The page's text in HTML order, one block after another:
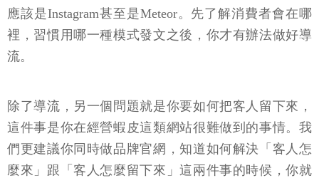
應該是Instagram甚至是Meteor。先了解消費者會在哪
裡，習慣用哪一種模式發文之後，你才有辦法做好導
流。
除了導流，另一個問題就是你要如何把客人留下來，
這件事是你在經營蝦皮這類網站很難做到的事情。我
們更建議你同時做品牌官網，知道如何解決「客人怎
麼來」跟「客人怎麼留下來」這兩件事的時候，你就